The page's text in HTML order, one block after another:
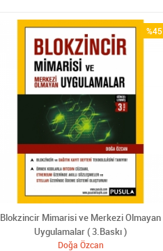
Blokzincir Mimarisi ve Merkezi Olmayan
Uygulamalar ( 3.Baskı )
Doğa Özcan
%45